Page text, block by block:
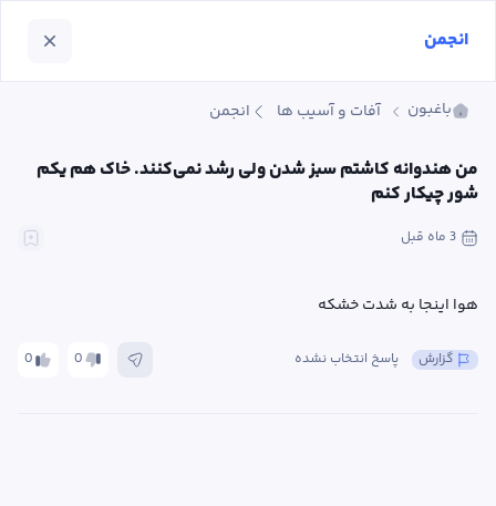
باغبون آفات و آسیب ها انجمن
شور چیکار کنم
3 ماه قبل
هوا اینجا به شدت خشکه
0 0 پاسخ انتخاب نشده گزارش
انجمن